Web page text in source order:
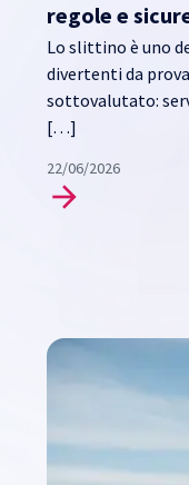
regole e
Lo slittino è uno
divertenti da
sottovalutato:
[…]
22/06/2026